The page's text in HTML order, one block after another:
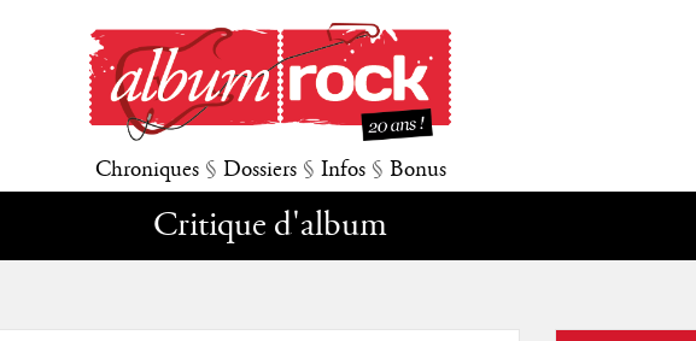
Chroniques § Dossiers § Infos § Bonus
Critique d'album